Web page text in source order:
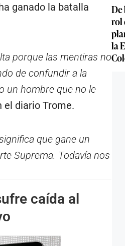
ganado la batalla
porque las mentiras no
de confundir a la
un hombre que no le
el diario Trome.
que gane un
Suprema. Todavía nos
caída al
De
rol
la